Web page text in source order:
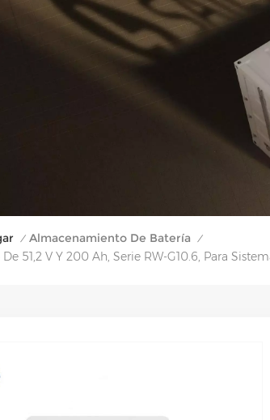
/ Almacenamiento De Batería /
51,2 V Y 200 Ah, Serie RW-G10.6, Para